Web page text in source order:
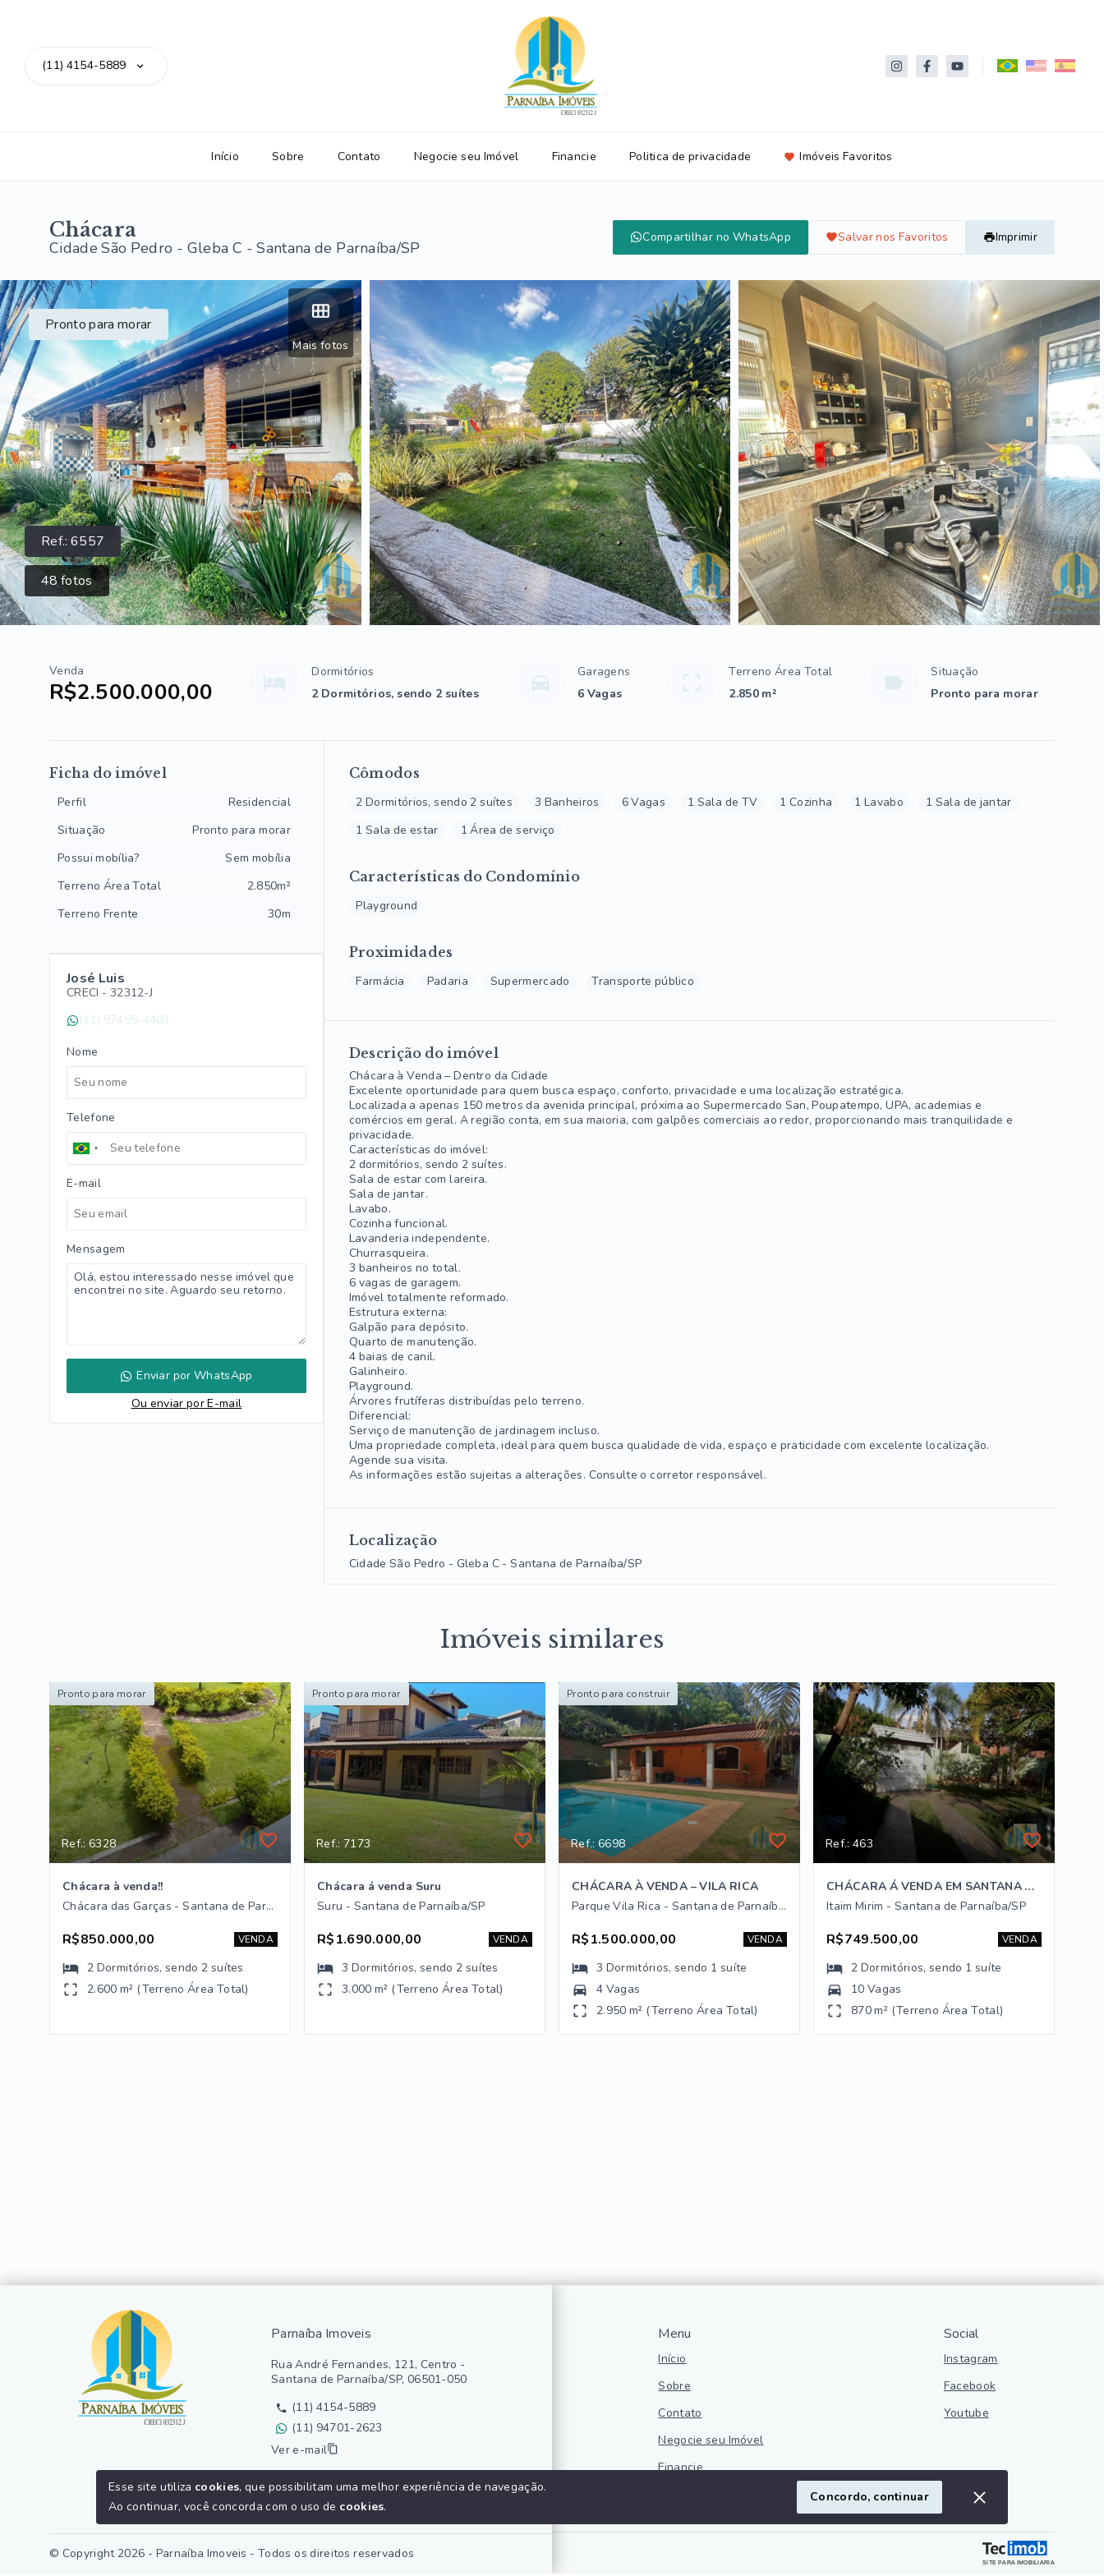
(11) 4154-5889
Início Sobre Contato Negocie seu Imóvel Financie Politica de privacidade Imóveis Favoritos
Chácara
Cidade São Pedro - Gleba C - Santana de Parnaíba/SP
Compartilhar no WhatsApp Salvar nos Favoritos Imprimir
Ref.:6557
48fotos
Mais fotos
Pronto para morar
Venda
R$2.500.000,00
Dormitórios
2 Dormitórios, sendo 2 suítes
Garagens
6 Vagas
Terreno Área Total
2.850 m²
Situação
Pronto para morar
Cômodos
2 Dormitórios, sendo 2 suítes 3 Banheiros 6 Vagas 1 Sala de TV 1 Cozinha 1 Lavabo
1 Sala de jantar
1 Sala de estar
1 Área de serviço
Características do Condomínio
Playground
Proximidades
Farmácia Padaria Supermercado Transporte público
Descrição do imóvel
Chácara à Venda – Dentro da Cidade
Excelente oportunidade para quem busca espaço, conforto, privacidade e uma localização estratégica.
Localizada a apenas 150 metros da avenida principal, próxima ao Supermercado San, Poupatempo, UPA, academias e
comércios em geral. A região conta, em sua maioria, com galpões comerciais ao redor, proporcionando mais tranquilidade e
privacidade.
Características do imóvel:
2 dormitórios, sendo 2 suítes.
Sala de estar com lareira.
Sala de jantar.
Lavabo.
Cozinha funcional.
Lavanderia independente.
Churrasqueira.
3 banheiros no total.
6 vagas de garagem.
Imóvel totalmente reformado.
Estrutura externa:
Galpão para depósito.
Quarto de manutenção.
4 baias de canil.
Galinheiro.
Playground.
Árvores frutíferas distribuídas pelo terreno.
Diferencial:
Serviço de manutenção de jardinagem incluso.
Uma propriedade completa, ideal para quem busca qualidade de vida, espaço e praticidade com excelente localização.
Agende sua visita.
As informações estão sujeitas a alterações. Consulte o corretor responsável.
Localização
Cidade São Pedro - Gleba C - Santana de Parnaíba/SP
Ficha do imóvel
Perfil
Residencial
Situação
Pronto para morar
Possui mobília?
Sem mobília
Terreno Área Total
2.850m²
Terreno Frente
30m
José Luis
CRECI - 32312-J
(11) 97495-4403
Nome
Telefone
E-mail
Mensagem
Enviar por WhatsApp
Ou enviar por E-mail
Imóveis similares
Pronto para morar
Ref.: 6328
Chácara à venda!!
Chácara das Garças - Santana de Parnaíba/SP
R$850.000,00 VENDA
2 Dormitórios, sendo 2 suítes
2.600 m² (Terreno Área Total)
Pronto para morar
Ref.: 7173
Chácara á venda Suru
Suru - Santana de Parnaíba/SP
R$1.690.000,00 VENDA
3 Dormitórios, sendo 2 suítes
3.000 m² (Terreno Área Total)
Pronto para construir
Ref.: 6698
CHÁCARA À VENDA – VILA RICA
Parque Vila Rica - Santana de Parnaíba/SP
R$1.500.000,00 VENDA
3 Dormitórios, sendo 1 suíte
4 Vagas
2.950 m² (Terreno Área Total)
Ref.: 463
CHÁCARA Á VENDA EM SANTANA DE PARNAÍBA - SP
Itaim Mirim - Santana de Parnaíba/SP
R$749.500,00 VENDA
2 Dormitórios, sendo 1 suíte
10 Vagas
870 m² (Terreno Área Total)
Menu
Início
Sobre
Contato
Negocie seu Imóvel
Financie
Social
Instagram
Facebook
Youtube
SITE PARA IMOBILIARIA
Parnaíba Imoveis
Rua André Fernandes, 121, Centro -
Santana de Parnaíba/SP, 06501-050
(11) 4154-5889
(11) 94701-2623
Ver e-mail
© Copyright 2026 - Parnaíba Imoveis - Todos os direitos reservados
Esse site utiliza cookies, que possibilitam uma melhor experiência de navegação.
Ao continuar, você concorda com o uso de cookies.
Concordo, continuar